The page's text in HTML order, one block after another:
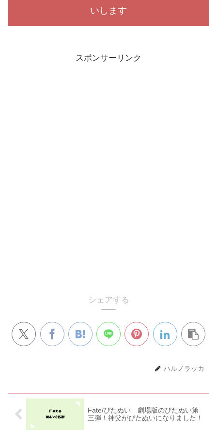
いします
スポンサーリンク
シェアする
ハルノラッカ
Fate/ぴたぬい 劇場版のぴたぬい第
三弾！神父がぴたぬいになりました！